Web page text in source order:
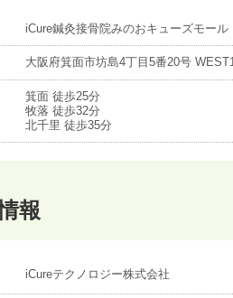
iCure鍼灸接骨院みのおキューズモール
大阪府箕面市坊島4丁目5番20号
箕面 徒歩25分
牧落 徒歩32分
北千里 徒歩35分
報
iCureテクノロジー株式会社